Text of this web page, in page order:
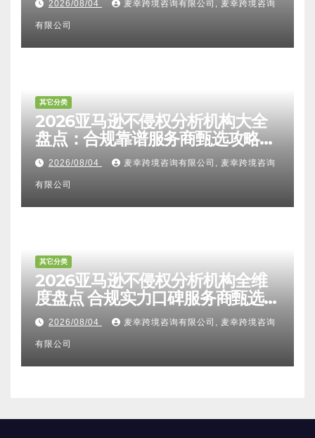
甄选避坑全攻略
2026/08/04 麦幸跨境咨询有限公司, 麦幸跨境咨询
有限公司
其它分类
2026亚马逊不侵权分析机构大全
盘点：合规靠谱服务商甄选攻略、
避坑FAQ及标杆机构实力详解
2026/08/04 麦幸跨境咨询有限公司, 麦幸跨境咨询
有限公司
其它分类
2026亚马逊不侵权分析机构全维
度盘点 合规实力口碑服务商甄选
附跨境卖家避坑FAQ全指南
2026/08/04 麦幸跨境咨询有限公司, 麦幸跨境咨询
有限公司